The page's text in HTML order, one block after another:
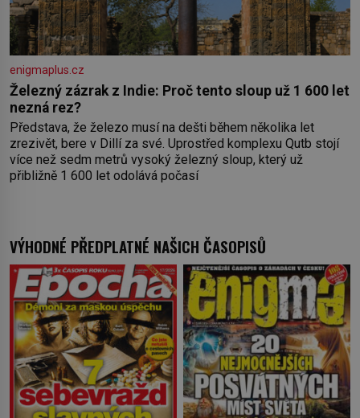
enigmaplus.cz
Železný zázrak z Indie: Proč tento sloup už 1 600 let
nezná rez?
Představa, že železo musí na dešti během několika let
zrezivět, bere v Dillí za své. Uprostřed komplexu Qutb stojí
více než sedm metrů vysoký železný sloup, který už
přibližně 1 600 let odolává počasí
VÝHODNÉ PŘEDPLATNÉ NAŠICH ČASOPISŮ